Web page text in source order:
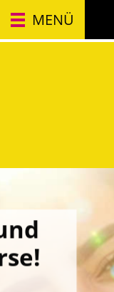
MENÜ